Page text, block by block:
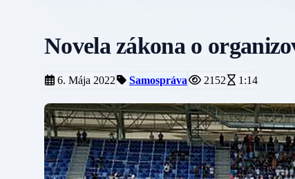
Novela zákona o
6. Mája 2022 Samospráva 2152 1:14